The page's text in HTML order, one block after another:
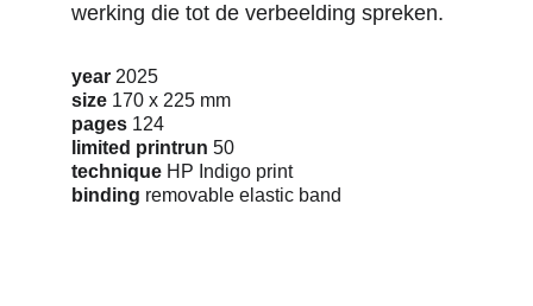
werking die tot de verbeelding spreken.
year 2025
size 170 x 225 mm
pages 124
limited printrun 50
technique HP Indigo print
binding removable elastic band